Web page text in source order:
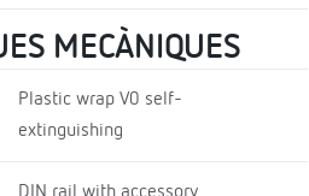
MECÀNIQUES
Plastic wrap V0 self-
extinguishing